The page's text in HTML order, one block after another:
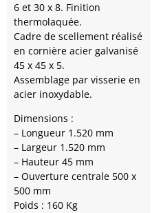
6 et 30 x 8. Finition
thermolaquée.
Cadre de scellement réalisé
en cornière acier galvanisé
45 x 45 x 5.
Assemblage par visserie en
acier inoxydable.
Dimensions :
– Longueur 1.520 mm
– Largeur 1.520 mm
– Hauteur 45 mm
– Ouverture centrale 500 x
500 mm
Poids : 160 Kg